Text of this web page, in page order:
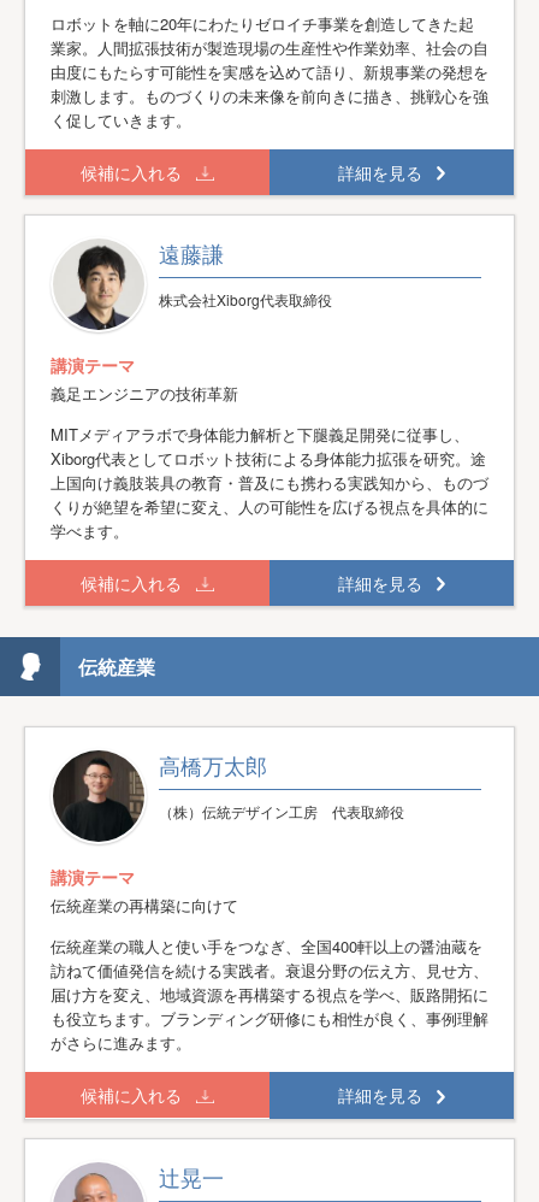
ロボットを軸に20年にわたりゼロイチ事業を創造してきた起
業家。人間拡張技術が製造現場の生産性や作業効率、社会の自
由度にもたらす可能性を実感を込めて語り、新規事業の発想を
刺激します。ものづくりの未来像を前向きに描き、挑戦心を強
く促していきます。
候補に入れる 詳細を見る
遠藤謙
株式会社Xiborg代表取締役
講演テーマ
義足エンジニアの技術革新
MITメディアラボで身体能力解析と下腿義足開発に従事し、
Xiborg代表としてロボット技術による身体能力拡張を研究。途
上国向け義肢装具の教育・普及にも携わる実践知から、ものづ
くりが絶望を希望に変え、人の可能性を広げる視点を具体的に
学べます。
候補に入れる 詳細を見る
伝統産業
高橋万太郎
（株）伝統デザイン工房 代表取締役
講演テーマ
伝統産業の再構築に向けて
伝統産業の職人と使い手をつなぎ、全国400軒以上の醤油蔵を
訪ねて価値発信を続ける実践者。衰退分野の伝え方、見せ方、
届け方を変え、地域資源を再構築する視点を学べ、販路開拓に
も役立ちます。ブランディング研修にも相性が良く、事例理解
がさらに進みます。
候補に入れる 詳細を見る
辻晃一